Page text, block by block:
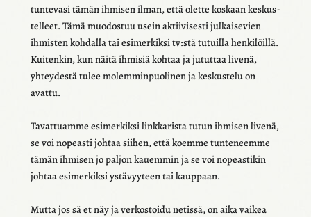
tunte­vasi tämän ihmi­sen ilman, että olette koskaan keskus­
tel­leet. Tämä muodos­tuu usein aktii­vi­sesti julkai­se­vien
ihmis­ten kohdalla tai esimer­kiksi tv:stä tutuilla henki­löillä.
Kuiten­kin, kun näitä ihmi­siä kohtaa ja jutut­taa livenä,
yhtey­destä tulee molem­min­puo­li­nen ja keskus­telu on
avattu.
Tavat­tuamme esimer­kiksi link­ka­rista tutun ihmi­sen livenä,
se voi nopeasti johtaa siihen, että koemme tunte­neemme
tämän ihmi­sen jo paljon kauem­min ja se voi nopeas­ti­kin
johtaa esimer­kiksi ystä­vyy­teen tai kaup­paan.
Mutta jos sä et näy ja verkos­toidu netissä, on aika vaikea